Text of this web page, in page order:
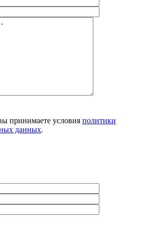
принимаете условия политики
данных.